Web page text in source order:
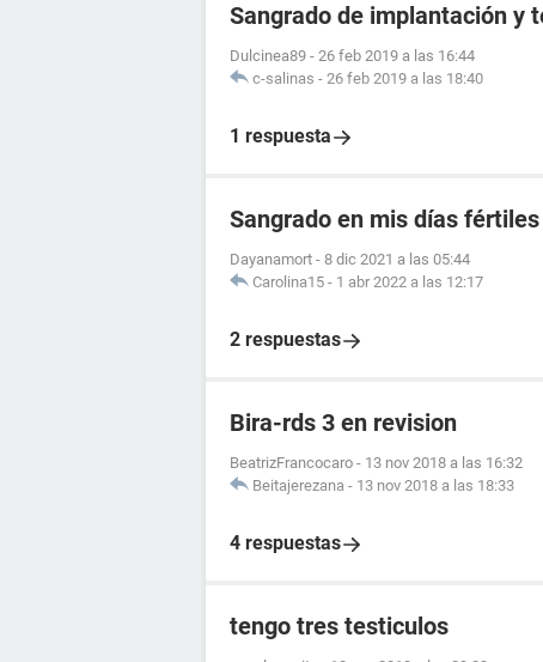
Sangrado de implantación y
Dulcinea89 - 26 feb 2019 a las 16:44
c-salinas - 26 feb 2019 a las 18:40
1 respuesta
Sangrado en mis días fértiles
Dayanamort - 8 dic 2021 a las 05:44
Carolina15 - 1 abr 2022 a las 12:17
2 respuestas
Bira-rds 3 en revision
BeatrizFrancocaro - 13 nov 2018 a las 16:32
Beitajerezana - 13 nov 2018 a las 18:33
4 respuestas
tengo tres testiculos